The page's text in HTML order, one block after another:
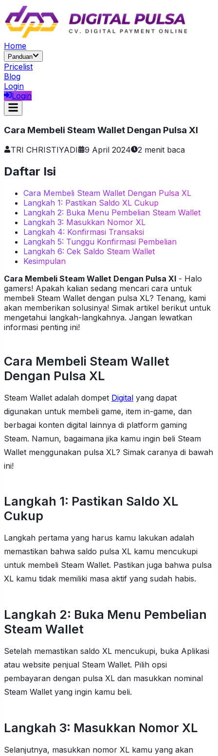
Home
Panduan
Pricelist
Blog
Login
Login
Cara Membeli Steam Wallet Dengan Pulsa Xl
TRI CHRISTIYADI 9 April 2024 2 menit baca
Daftar Isi
Cara Membeli Steam Wallet Dengan Pulsa XL
Langkah 1: Pastikan Saldo XL Cukup
Langkah 2: Buka Menu Pembelian Steam Wallet
Langkah 3: Masukkan Nomor XL
Langkah 4: Konfirmasi Transaksi
Langkah 5: Tunggu Konfirmasi Pembelian
Langkah 6: Cek Saldo Steam Wallet
Kesimpulan
Cara Membeli Steam Wallet Dengan Pulsa Xl - Halo
gamers! Apakah kalian sedang mencari cara untuk
membeli Steam Wallet dengan pulsa XL? Tenang, kami
akan memberikan solusinya! Simak artikel berikut untuk
mengetahui langkah-langkahnya. Jangan lewatkan
informasi penting ini!
Cara Membeli Steam Wallet
Dengan Pulsa XL
Steam Wallet adalah dompet Digital yang dapat
digunakan untuk membeli game, item in-game, dan
berbagai konten digital lainnya di platform gaming
Steam. Namun, bagaimana jika kamu ingin beli Steam
Wallet menggunakan pulsa XL? Simak caranya di bawah
ini!
Langkah 1: Pastikan Saldo XL
Cukup
Langkah pertama yang harus kamu lakukan adalah
memastikan bahwa saldo pulsa XL kamu mencukupi
untuk membeli Steam Wallet. Pastikan juga bahwa pulsa
XL kamu tidak memiliki masa aktif yang sudah habis.
Langkah 2: Buka Menu Pembelian
Steam Wallet
Setelah memastikan saldo XL mencukupi, buka Aplikasi
atau website penjual Steam Wallet. Pilih opsi
pembayaran dengan pulsa XL dan masukkan nominal
Steam Wallet yang ingin kamu beli.
Langkah 3: Masukkan Nomor XL
Selanjutnya, masukkan nomor XL kamu yang akan